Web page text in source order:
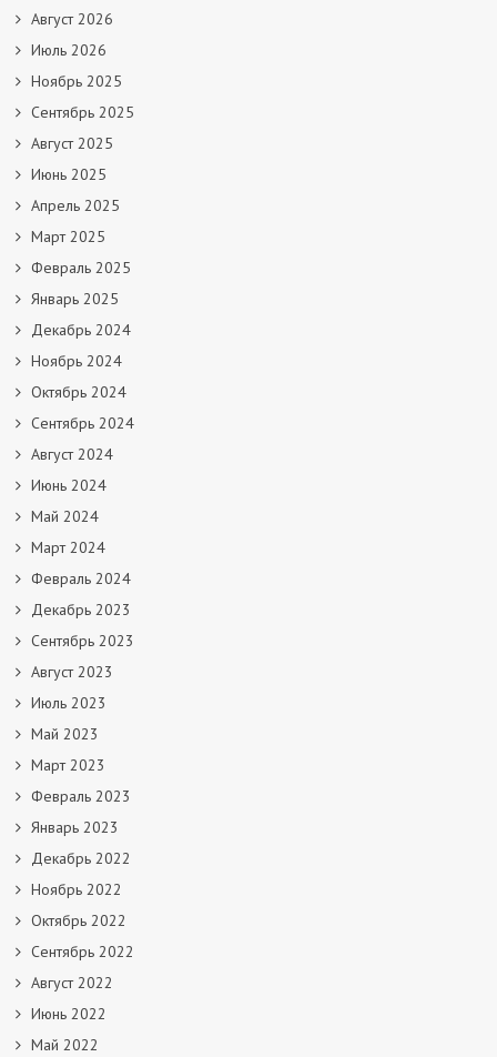
Август 2026
Июль 2026
Ноябрь 2025
Сентябрь 2025
Август 2025
Июнь 2025
Апрель 2025
Март 2025
Февраль 2025
Январь 2025
Декабрь 2024
Ноябрь 2024
Октябрь 2024
Сентябрь 2024
Август 2024
Июнь 2024
Май 2024
Март 2024
Февраль 2024
Декабрь 2023
Сентябрь 2023
Август 2023
Июль 2023
Май 2023
Март 2023
Февраль 2023
Январь 2023
Декабрь 2022
Ноябрь 2022
Октябрь 2022
Сентябрь 2022
Август 2022
Июнь 2022
Май 2022